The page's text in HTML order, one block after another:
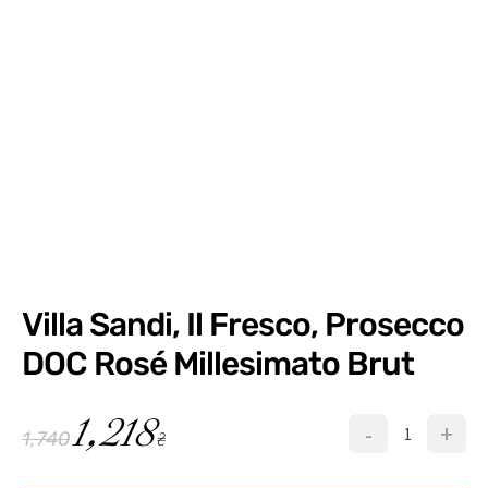
Villa Sandi, Il Fresco, Prosecco
DOC Rosé Millesimato Brut
1,7401,218₴ - +